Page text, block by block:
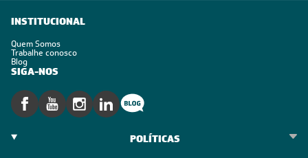
INSTITUCIONAL
Quem Somos
Trabalhe conosco
Blog
SIGA-NOS
POLÍTICAS